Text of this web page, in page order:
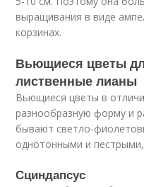
выращивания в виде
корзинах.
Вьющиеся цветы
лиственные лианы
Вьющиеся цветы в
разнообразную форму и
бывают светло-
однотонными и
Сциндапсус